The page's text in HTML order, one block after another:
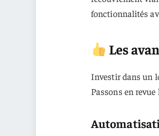
fonctionnalités
Les
Investir dans un
Passons en